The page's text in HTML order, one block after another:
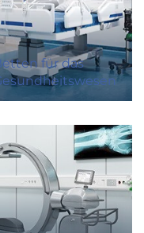
für das